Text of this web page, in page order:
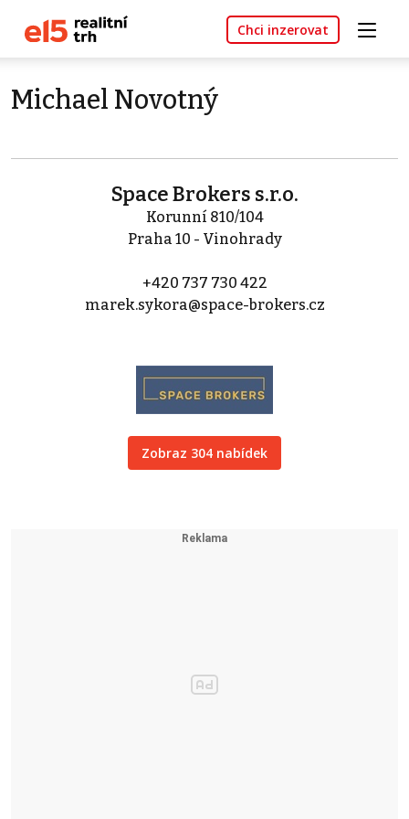
Chci inzerovat
Michael Novotný
Space Brokers s.r.o.
Korunní 810/104
Praha 10 - Vinohrady
+420 737 730 422
marek.sykora@space-brokers.cz
Zobraz 304 nabídek